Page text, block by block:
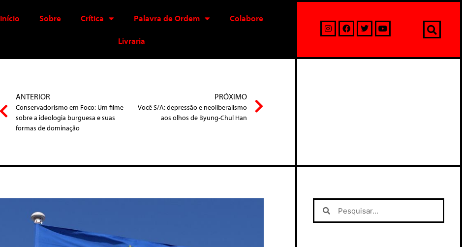
Início Sobre Crítica Palavra de Ordem Colabore
Livraria
ANTERIOR
Conservadorismo em Foco: Um filme
sobre a ideologia burguesa e suas
formas de dominação
PRÓXIMO
Você S/A: depressão e neoliberalismo
aos olhos de Byung-Chul Han